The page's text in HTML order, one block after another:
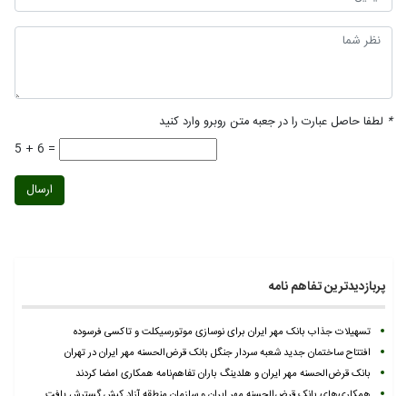
* لطفا حاصل عبارت را در جعبه متن روبرو وارد کنید
5 + 6 =
ارسال
پربازدیدترین تفاهم نامه
تسهیلات جذاب بانک مهر ایران برای نوسازی موتورسیکلت و تاکسی فرسوده
افتتاح ساختمان جدید شعبه سردار جنگل بانک قرض‌الحسنه مهر ایران در تهران
بانک قرض‌الحسنه مهر ایران و هلدینگ باران تفاهم‌نامه همکاری امضا کردند